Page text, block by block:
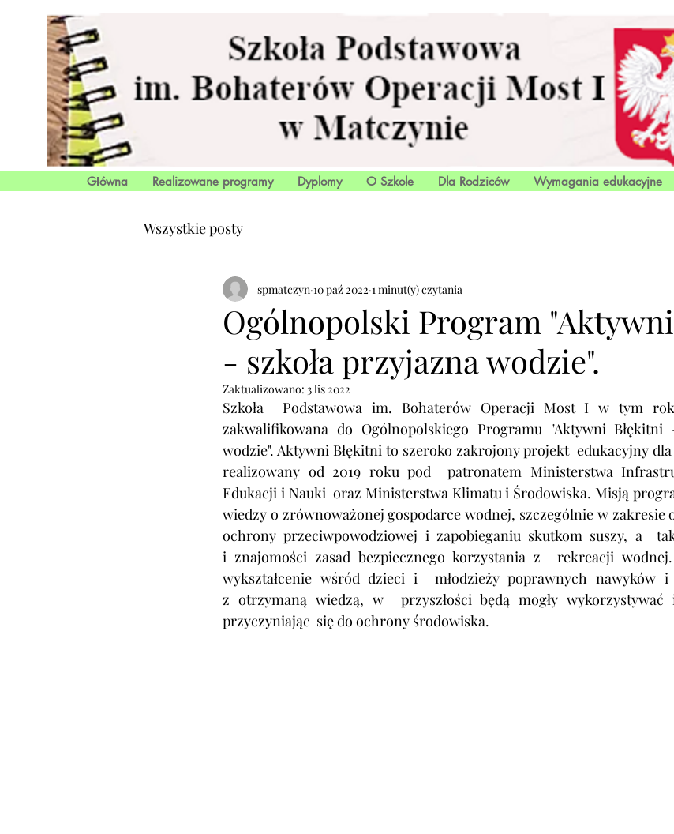
Główna Realizowane programy Dyplomy O Szkole Dla Rodziców Wymagania edukacyjne
Wszystkie posty
Ogólnopolski Program
- szkoła przyjazna wodzie".
spmatczyn 10 paź 2022 1 minut(y) czytania
Zaktualizowano: 3 lis 2022
Szkoła  Podstawowa im. Bohaterów Operacji Most I w tym
zakwalifikowana do Ogólnopolskiego Programu "Aktywni
wodzie". Aktywni Błękitni to szeroko zakrojony projekt  edukacyjny
realizowany od 2019 roku pod  patronatem Ministerstwa
Edukacji i Nauki  oraz Ministerstwa Klimatu i Środowiska. Misją
wiedzy o zrównoważonej gospodarce wodnej, szczególnie w zakresie
ochrony przeciwpowodziowej i zapobieganiu skutkom suszy, a
i znajomości zasad bezpiecznego korzystania z  rekreacji
wykształcenie wśród dzieci i  młodzieży poprawnych nawyków
z otrzymaną wiedzą, w  przyszłości będą mogły wykorzystywać
przyczyniając  się do ochrony środowiska.